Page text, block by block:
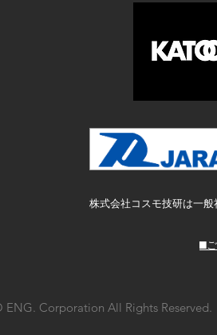
株式会社コスモ技研は一
​■
Corporation All Rights Reserved.